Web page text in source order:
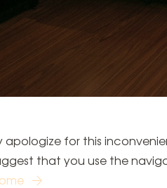
apologize for this
that you use the